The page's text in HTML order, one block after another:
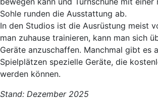
Sohle runden die Ausstattung ab.
In den Studios ist die Ausrüstung meist
man zuhause trainieren, kann man sich
Geräte anzuschaffen. Manchmal gibt es
Spielplätzen spezielle Geräte, die
werden können.
Stand: Dezember 2025